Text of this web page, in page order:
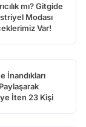
mı? Gitgide
Modası
Var!
İnandıkları
İten 23 Kişi